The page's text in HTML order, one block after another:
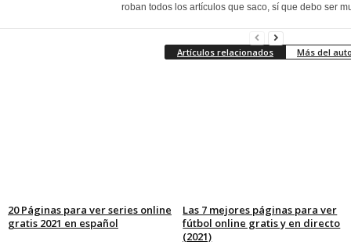
roban todos los artículos que saco, sí que debo ser
Artículos relacionados Más del
20 Páginas para ver series online
gratis 2021 en español
Las 7 mejores páginas para ver
fútbol online gratis y en directo
(2021)